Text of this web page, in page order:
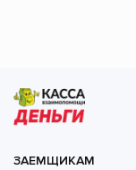
ЗАЕМЩИКАМ